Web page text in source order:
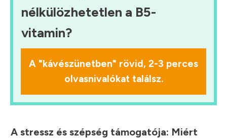
nélkülözhetetlen a B5-
vitamin?
A "kávészünetben" rövid, 2-3 perces
olvasnivalókat találsz.
A stressz és szépség támogatója: Miért